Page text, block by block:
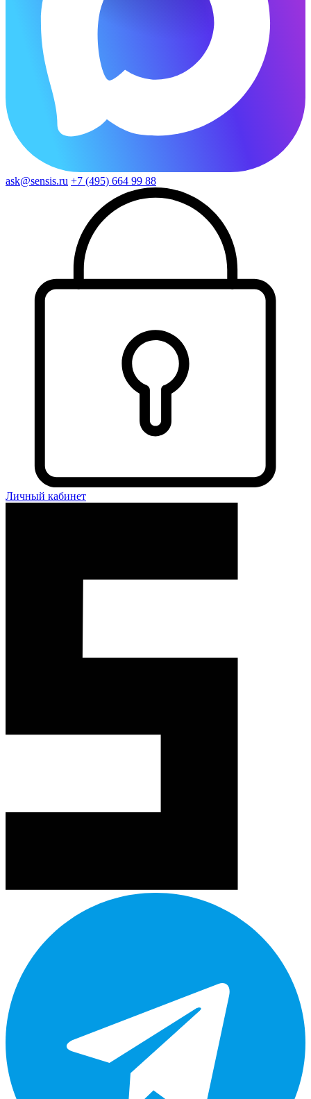
ask@sensis.ru +7 (495) 664 99 88
Личный кабинет